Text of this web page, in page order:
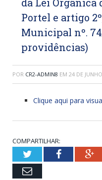
Portel e artigo
Municipal nº.
providências)
POR CR2-ADMIN8 EM 24 DE
Clique aqui para
COMPARTILHAR:
TwitterFacebook
Email